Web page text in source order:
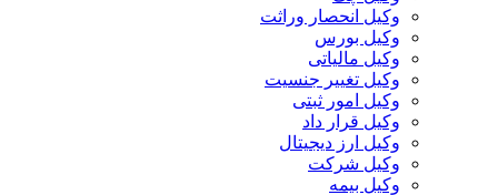
وکیل انحصار وراثت
وکیل بورس
وکیل مالیاتی
وکیل تغییر جنسیت
وکیل امور ثبتی
وکیل قرار داد
وکیل ارز دیجیتال
وکیل شرکت
وکیل بیمه